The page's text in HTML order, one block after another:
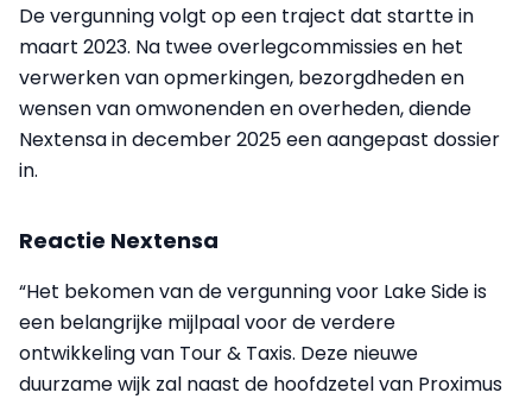
De vergunning volgt op een traject dat startte in
maart 2023. Na twee overlegcommissies en het
verwerken van opmerkingen, bezorgdheden en
wensen van omwonenden en overheden, diende
Nextensa in december 2025 een aangepast dossier
in.
Reactie Nextensa
“Het bekomen van de vergunning voor Lake Side is
een belangrijke mijlpaal voor de verdere
ontwikkeling van Tour & Taxis. Deze nieuwe
duurzame wijk zal naast de hoofdzetel van Proximus